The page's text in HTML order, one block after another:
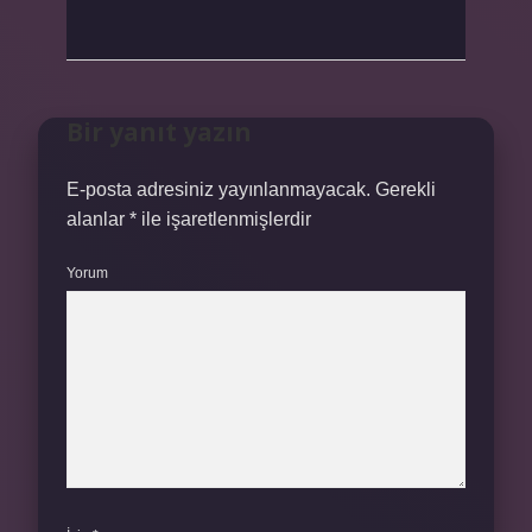
E-posta adresiniz yayınlanmayacak. Gerekli
alanlar * ile işaretlenmişlerdir
Yorum